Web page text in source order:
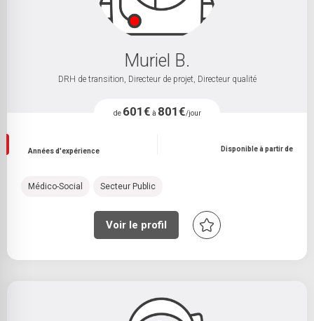
Muriel B.
DRH de transition, Directeur de projet, Directeur qualité
de 601€ à 801€/jour
Années d'expérience Disponible à partir de
Médico-Social Secteur Public
Voir le profil